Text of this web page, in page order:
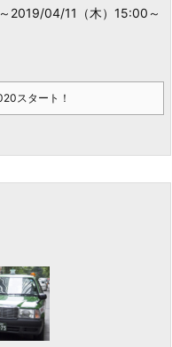
2019/04/11（木）15:00～
スタート！